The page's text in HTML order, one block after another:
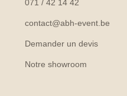
071 / 42 14 42
contact@abh-event.be
Demander un devis
Notre showroom